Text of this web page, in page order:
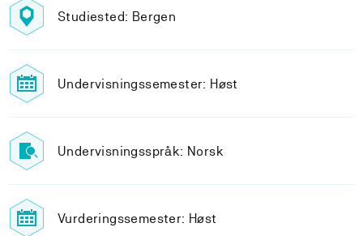
Studiested: Bergen
Undervisningssemester: Høst
Undervisningsspråk: Norsk
Vurderingssemester: Høst